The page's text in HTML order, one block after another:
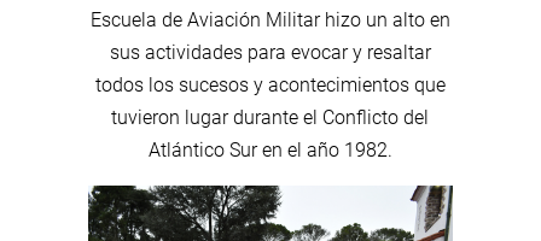
Escuela de Aviación Militar hizo un alto en
sus actividades para evocar y resaltar
todos los sucesos y acontecimientos que
tuvieron lugar durante el Conflicto del
Atlántico Sur en el año 1982.